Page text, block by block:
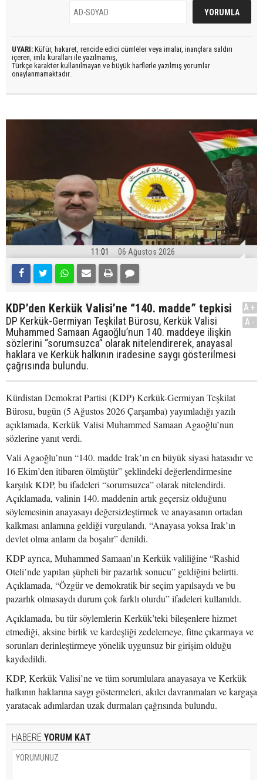
UYARI: Küfür, hakaret, rencide edici cümleler veya imalar, inançlara saldırı
içeren, imla kuralları ile yazılmamış,
Türkçe karakter kullanılmayan ve büyük harflerle yazılmış yorumlar
onaylanmamaktadır.
11:01 06 Ağustos 2026
KDP’den Kerkük Valisi’ne “140. madde” tepkisi
DP Kerkük-Germiyan Teşkilat Bürosu, Kerkük Valisi
Muhammed Samaan Agaoğlu’nun 140. maddeye ilişkin
sözlerini “sorumsuzca” olarak nitelendirerek, anayasal
haklara ve Kerkük halkının iradesine saygı gösterilmesi
çağrısında bulundu.
A+
A-
Kürdistan Demokrat Partisi (KDP) Kerkük-Germiyan Teşkilat
Bürosu, bugün (5 Ağustos 2026 Çarşamba) yayımladığı yazılı
açıklamada, Kerkük Valisi Muhammed Samaan Agaoğlu’nun
sözlerine yanıt verdi.
Vali Agaoğlu’nun “140. madde Irak’ın en büyük siyasi hatasıdır ve
16 Ekim’den itibaren ölmüştür” şeklindeki değerlendirmesine
karşılık KDP, bu ifadeleri “sorumsuzca” olarak nitelendirdi.
Açıklamada, valinin 140. maddenin artık geçersiz olduğunu
söylemesinin anayasayı değersizleştirmek ve anayasanın ortadan
kalkması anlamına geldiği vurgulandı. “Anayasa yoksa Irak’ın
devlet olma anlamı da boşalır” denildi.
KDP ayrıca, Muhammed Samaan’ın Kerkük valiliğine “Rashid
Oteli’nde yapılan şüpheli bir pazarlık sonucu” geldiğini belirtti.
Açıklamada, “Özgür ve demokratik bir seçim yapılsaydı ve bu
pazarlık olmasaydı durum çok farklı olurdu” ifadeleri kullanıldı.
Açıklamada, bu tür söylemlerin Kerkük’teki bileşenlere hizmet
etmediği, aksine birlik ve kardeşliği zedelemeye, fitne çıkarmaya ve
sorunları derinleştirmeye yönelik uygunsuz bir girişim olduğu
kaydedildi.
KDP, Kerkük Valisi’ne ve tüm sorumlulara anayasaya ve Kerkük
halkının haklarına saygı göstermeleri, akılcı davranmaları ve kargaşa
yaratacak adımlardan uzak durmaları çağrısında bulundu.
HABERE YORUM KAT